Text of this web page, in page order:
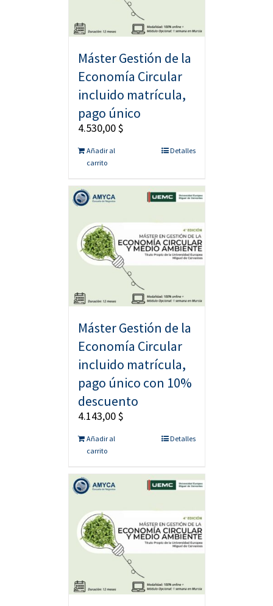
Máster Gestión de la
Economía Circular
incluido matrícula,
pago único
4.530,00$
Añadir al
carrito
Detalles
Máster Gestión de la
Economía Circular
incluido matrícula,
pago único con 10%
descuento
4.143,00$
Añadir al
carrito
Detalles